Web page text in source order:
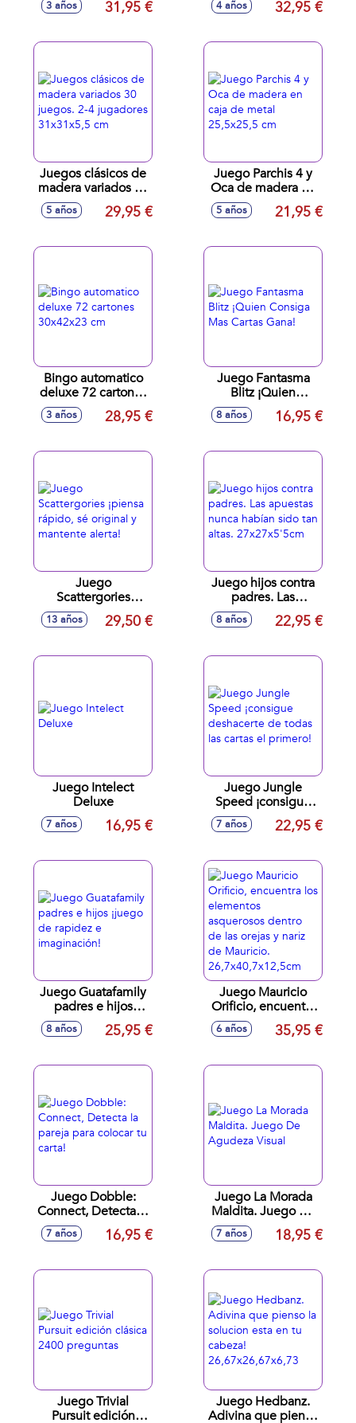
3 años 31,95 €
Muy Atento, Nunca
Los Dos Hará...
4 años 32,95 €
Juegos clásicos de
madera variados 30
juegos. 2-4
jugadores
5 años 29,95 €
Juego Parchis 4 y
Oca de madera en
caja de metal
25,5x25,5 cm
5 años 21,95 €
Bingo automatico
deluxe 72 cartones
30x42x23 cm
3 años 28,95 €
Juego Fantasma
Blitz ¡Quien
Consiga Mas Cartas
Gana!
8 años 16,95 €
Juego
Scattergories
¡piensa rápido, sé
original y mantente
13 años 29,50 €
Juego hijos contra
padres. Las
apuestas nunca
habían sido tan
8 años 22,95 €
Juego Intelect
Deluxe
7 años 16,95 €
Juego Jungle
Speed ¡consigue
deshacerte de
todas las cartas el
7 años 22,95 €
Juego Guatafamily
padres e hijos
¡juego de rapidez e
imaginación!
8 años 25,95 €
Juego Mauricio
Orificio, encuentra
los elementos
asquerosos dentro
de Mauricio.
6 años 35,95 €
Juego Dobble:
Connect, Detecta la
pareja para colocar
tu carta!
7 años 16,95 €
Juego La Morada
Maldita. Juego De
Agudeza Visual
7 años 18,95 €
Juego Trivial
Pursuit edición
Juego Hedbanz.
Adivina que pienso